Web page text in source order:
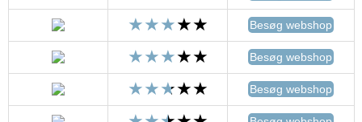
Besøg webshop
Besøg webshop
Besøg webshop